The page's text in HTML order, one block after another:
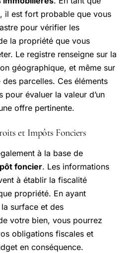
il est fort probable que vous
pour vérifier les
la propriété que vous
Le registre renseigne sur la
géographique, et même sur
parcelles. Ces éléments
pour évaluer la valeur d’un
offre pertinente.
et Impôts Fonciers
à la base de
foncier. Les informations
à établir la fiscalité
propriété. En ayant
surface et des
votre bien, vous pourrez
obligations fiscales et
en conséquence.